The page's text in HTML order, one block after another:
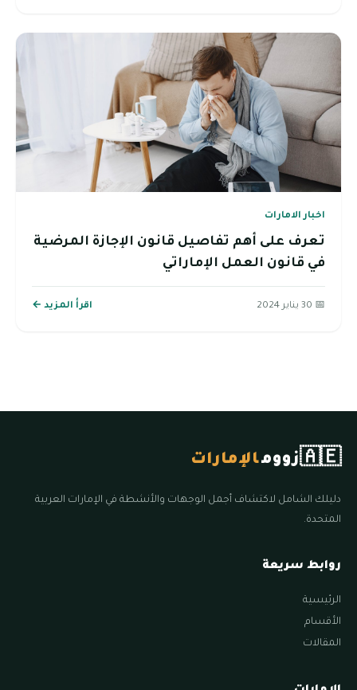
اخبار الامارات
تعرف على أهم تفاصيل قانون الإجازة المرضية
في قانون العمل الإماراتي
📅 30 يناير 2024 اقرأ المزيد ←
🇦🇪زوومالإمارات
دليلك الشامل لاكتشاف أجمل الوجهات والأنشطة في الإمارات العربية
المتحدة.
روابط سريعة
الرئيسية
الأقسام
المقالات